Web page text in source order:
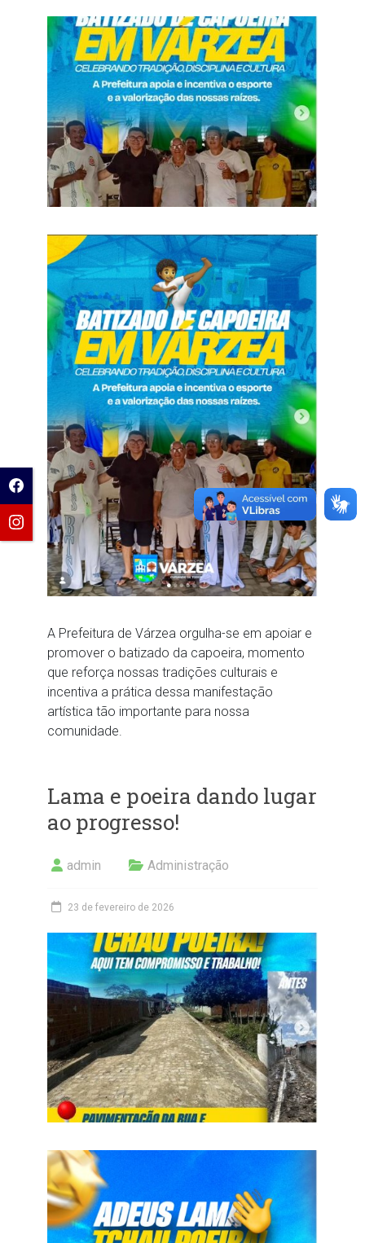
A Prefeitura de Várzea orgulha-se em apoiar e
promover o batizado da capoeira, momento
que reforça nossas tradições culturais e
incentiva a prática dessa manifestação
artística tão importante para nossa
comunidade.
Lama e poeira dando lugar
ao progresso!
admin Administração
23 de fevereiro de 2026